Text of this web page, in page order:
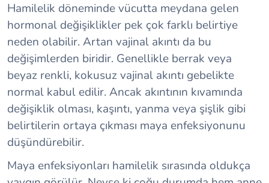
Hamilelik döneminde vücutta meydana gelen
hormonal değişiklikler pek çok farklı belirtiye
neden olabilir. Artan vajinal akıntı da bu
değişimlerden biridir. Genellikle berrak veya
beyaz renkli, kokusuz vajinal akıntı gebelikte
normal kabul edilir. Ancak akıntının kıvamında
değişiklik olması, kaşıntı, yanma veya şişlik gibi
belirtilerin ortaya çıkması maya enfeksiyonunu
düşündürebilir.
Maya enfeksiyonları hamilelik sırasında oldukça